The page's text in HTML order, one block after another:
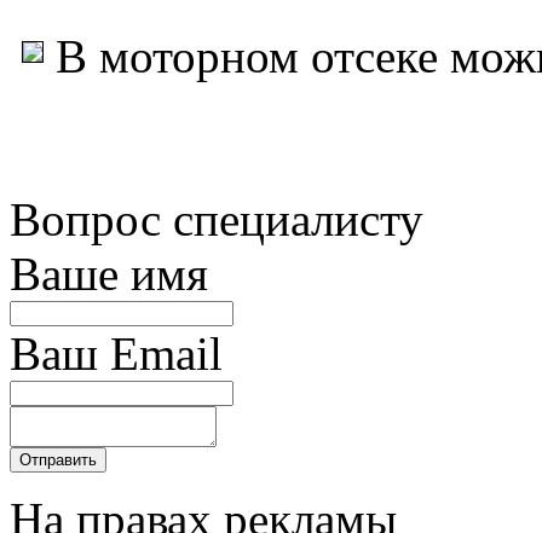
В моторном отсеке
Вопрос специалисту
Ваше имя
Ваш Email
На правах рекламы